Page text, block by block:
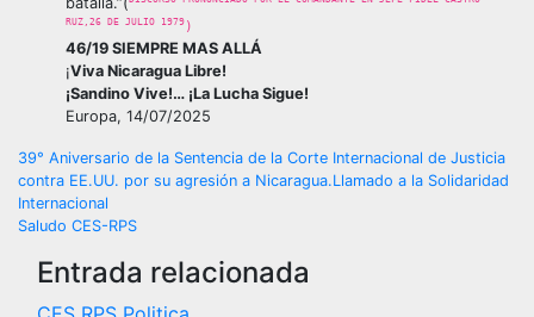
RUZ,26 DE JULIO 1979 )
46/19 SIEMPRE MAS ALLÁ
¡Viva Nicaragua Libre!
¡Sandino Vive!… ¡La Lucha Sigue!
Europa, 14/07/2025
Navegación
de
entradas
39° Aniversario de la Sentencia de la Corte Internacional de Justicia
contra EE.UU. por su agresión a Nicaragua.Llamado a la Solidaridad
Internacional
Saludo CES-RPS
Entrada relacionada